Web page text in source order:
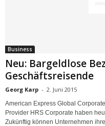
Business
Neu: Bargeldlose
Geschäftsreisende
Georg Karp - 2. Juni 2015
American Express Global
Provider HRS Corporate haben
Zukünftig können Unternehmen